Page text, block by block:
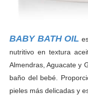
BABY BATH OIL
nutritivo en textura
Almendras, Aguacate y
baño del bebé.
pieles más delicadas y